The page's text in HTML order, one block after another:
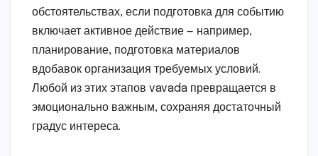
обстоятельствах, если подготовка для событию
включает активное действие — например,
планирование, подготовка материалов
вдобавок организация требуемых условий.
Любой из этих этапов vavada превращается в
эмоционально важным, сохраняя достаточный
градус интереса.